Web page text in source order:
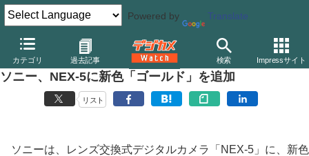
Powered by Translate
カテゴリ 過去記事 検索 Impressサイト
デジカメ Watch カメラ ミラーレスカメラ ソニー
ソニー、NEX-5に新色「ゴールド」を追加
リスト
ソニーは、レンズ交換式デジタルカメラ「NEX-5」に、新色